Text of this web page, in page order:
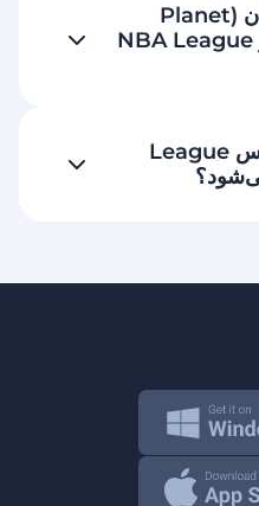
آیا می‌توانم با پلنت وی‌پی‌ان (Planet
VPN) در کشور دیگری از NBA League
آیا با Planet VPN سرویس League